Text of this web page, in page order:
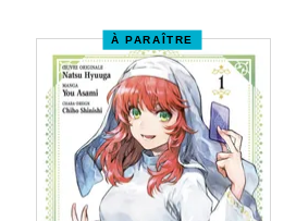
À PARAÎTRE